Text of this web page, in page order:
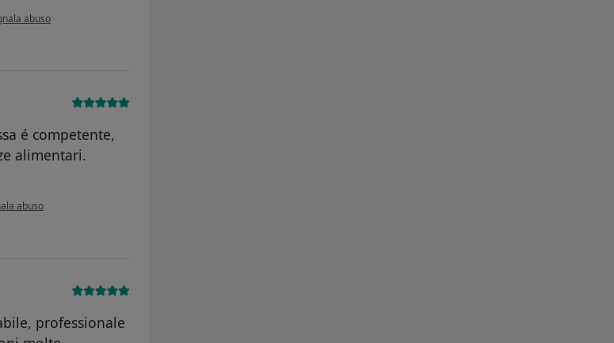
l'opinione dell'utente Alex Z.
abuso
é competente,
alimentari.
l'opinione dell'utente Sara
abuso
professionale